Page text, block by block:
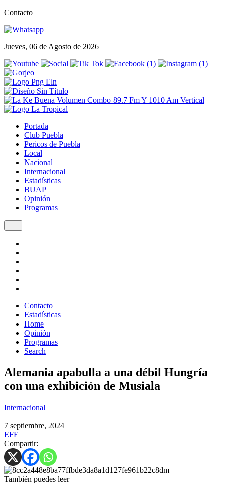
Contacto
Jueves, 06 de Agosto de 2026
Portada
Club Puebla
Pericos de Puebla
Local
Nacional
Internacional
Estadísticas
BUAP
Opinión
Programas
Contacto
Estadísticas
Home
Opinión
Programas
Search
Alemania apabulla a una débil Hungría
con una exhibición de Musiala
Internacional
|
7 septiembre, 2024
EFE
Compartir:
También puedes leer